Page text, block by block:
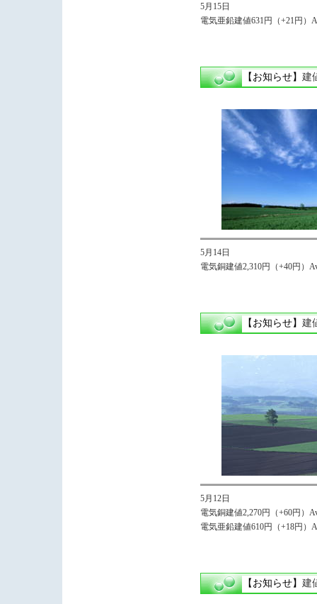
5月15日
電気亜鉛建値631円（+21円）
【お知らせ】 建
5月14日
電気銅建値2,310円（+40円）
【お知らせ】 建
5月12日
電気銅建値2,270円（+60円）
電気亜鉛建値610円（+18円）
【お知らせ】 建